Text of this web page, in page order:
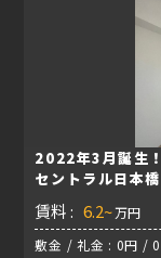
2022年3月誕生
セントラル日本橋
賃料 : 6.2~万円
敷金 / 礼金 : 0円 /